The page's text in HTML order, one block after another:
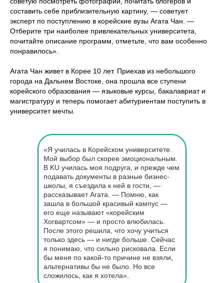
составить себе приблизительную картину, — советует
эксперт по поступлению в корейские вузы Агата Чан. —
Отберите три наиболее привлекательных университета,
почитайте описание программ, отметьте, что вам особенно
понравилось».
Агата Чан живет в Корее 10 лет. Приехав из небольшого
города на Дальнем Востоке, она прошла все ступени
корейского образования — языковые курсы, бакалавриат и
магистратуру и теперь помогает абитуриентам поступить в
университет мечты.
«Я училась в Корейском университете.
Мой выбор был скорее эмоциональным.
В KU училась моя подруга, и прежде чем
подавать документы в разные бизнес-
школы, я съездила к ней в гости, —
рассказывает Агата. — Помню, как
зашла в большой красивый кампус —
его еще называют «корейским
Хогвартсом» — и просто влюбилась.
После этого решила, что хочу учиться
только здесь — и нигде больше. Сейчас
я понимаю, что сильно рисковала. Если
бы меня по какой-то причине не взяли,
альтернативы бы не было. Но все
сложилось, как я хотела».